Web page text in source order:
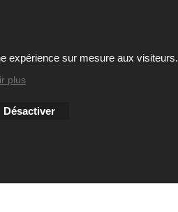
expérience sur mesure aux visiteurs.
plus
Désactiver